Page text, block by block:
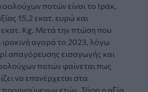
ποτών είναι το Ιράκ,
15,2 εκατ. ευρώ και
Kg. Μετά την πτώση που
αγορά το 2023, λόγω
απαγόρευσης εισαγωγής και
ποτών φαίνεται πως
να επανέρχεται στα
ετών. Τόσο η αξία